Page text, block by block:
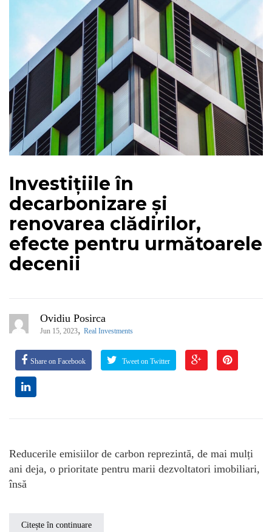
Investițiile în
decarbonizare și
renovarea clădirilor,
efecte pentru următoarele
decenii
Ovidiu Posirca
Jun 15, 2023, Real Investments
Share on Facebook Tweet on Twitter
Reducerile emisiilor de carbon reprezintă, de mai mulți
ani deja, o prioritate pentru marii dezvoltatori imobiliari,
însă
Citește în continuare